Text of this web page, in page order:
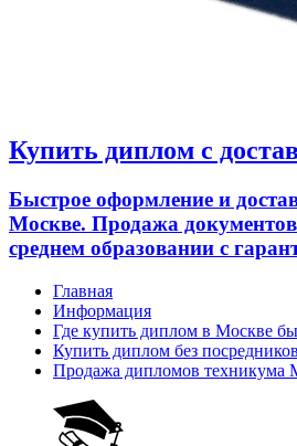
Купить диплом с
Быстрое оформление и
Москве. Продажа
среднем образовании с
Главная
Информация
Где купить диплом в Москве
Купить диплом без
Продажа дипломов техникума